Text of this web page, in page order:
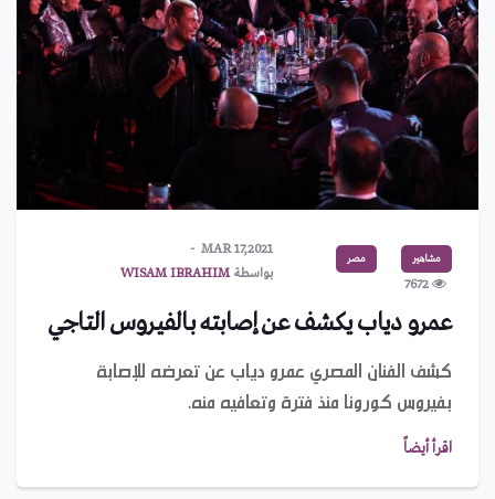
مشاهير مصر
7672
MAR 17,2021
بواسطةWISAM IBRAHIM
عمرو دياب يكشف عن إصابته بالفيروس التاجي
كشف الفنان المصري عمرو دياب عن تعرضه للإصابة
بفيروس كورونا منذ فترة وتعافيه منه.
اقرأ أيضاً
بايدن!
بواسطةIMAN ABDULMAJEED
MAR 10,2022